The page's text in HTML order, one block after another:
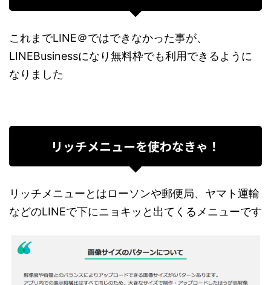
これまでLINE＠ではできなかった事が、
LINEBusinessになり無料枠でも利用できるように
なりました
リッチメニューを使わなきゃ！
リッチメニューとはローソンや郵便局、ヤマト運輸
などのLINEで下にニョキッと出てくるメニューです